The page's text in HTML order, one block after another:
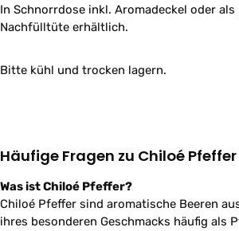
In Schnorrdose inkl. Aromadeckel oder
Nachfülltüte erhältlich.
Bitte kühl und trocken lagern.
Häufige Fragen zu Chiloé Pfeffer
Was ist Chiloé Pfeffer?
Chiloé Pfeffer sind aromatische Beeren
ihres besonderen Geschmacks häufig als